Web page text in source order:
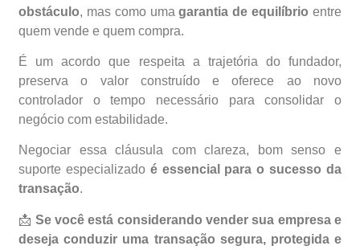
obstáculo, mas como umagarantia de equilíbrio entre
quem vende e quem compra.
É um acordo que respeita a trajetória do fundador,
preserva o valor construído e oferece ao novo
controlador o tempo necessário para consolidar o
negócio com estabilidade.
Negociar essa cláusula com clareza, bom senso e
suporte especializado é essencial para o sucesso da
transação.
📩 Se você está considerando vender sua empresa e
deseja conduzir uma transação segura, protegida e